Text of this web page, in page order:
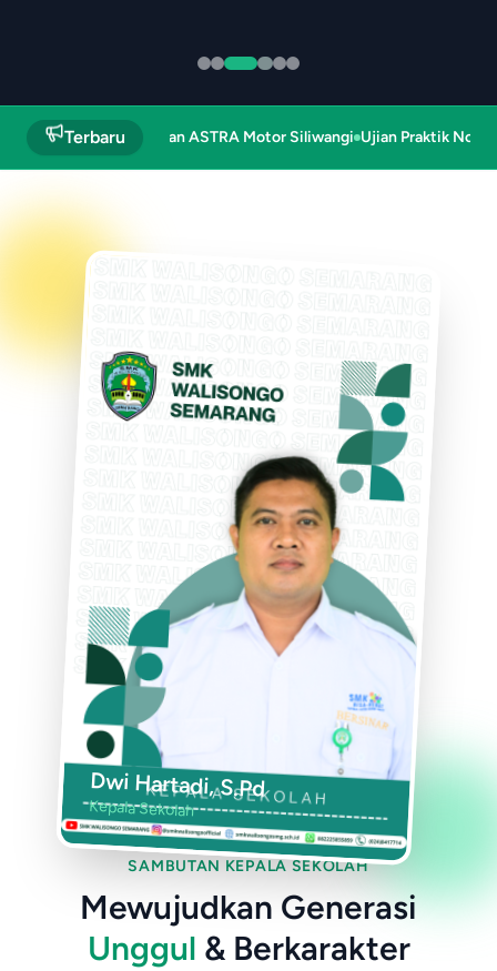
Terbaru
kunjung dengan ASTRA Motor Siliwangi Ujian Praktik Non Produktif
Dwi Hartadi, S.Pd
Kepala Sekolah
SAMBUTAN KEPALA SEKOLAH
Mewujudkan Generasi
Unggul & Berkarakter